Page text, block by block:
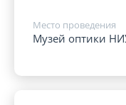
Место проведения
Музей оптики